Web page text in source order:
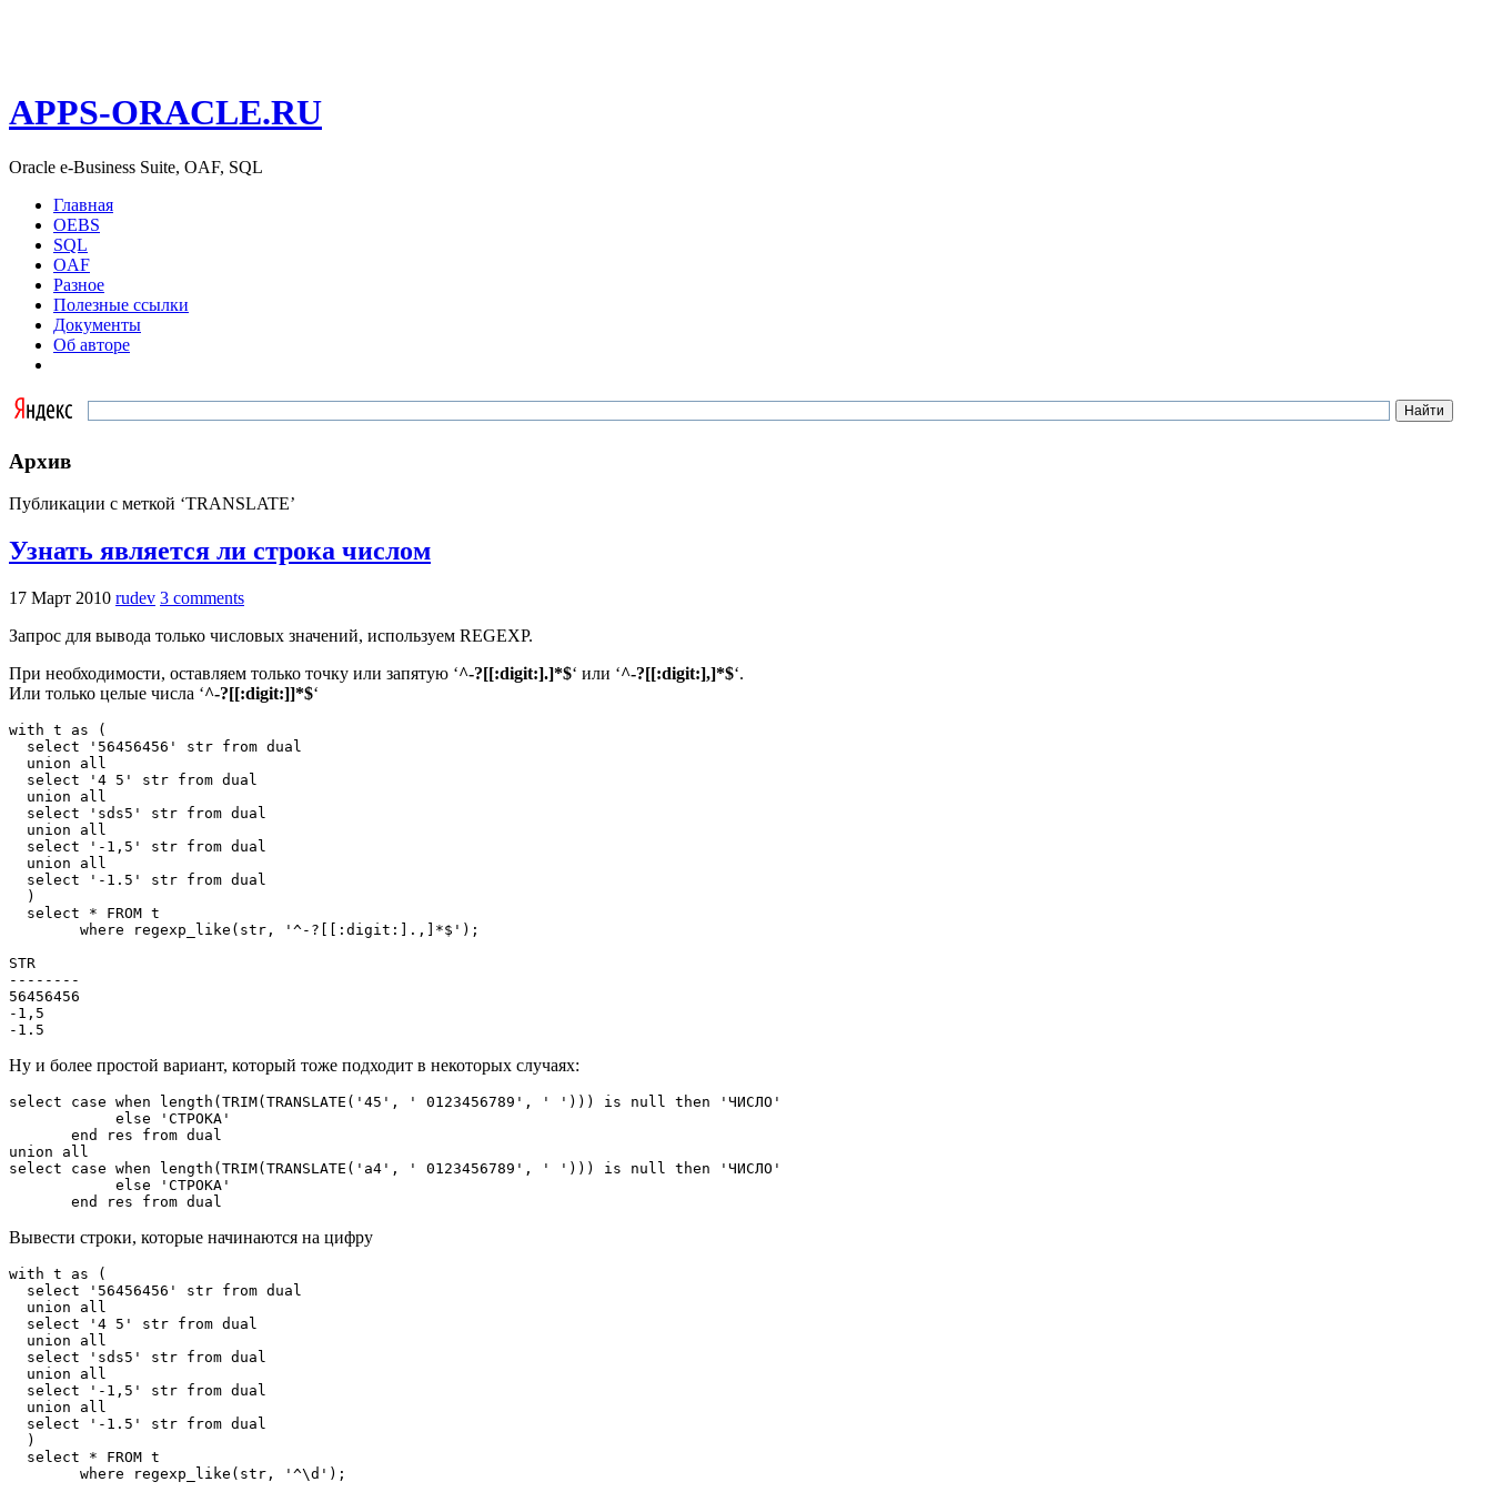
APPS-ORACLE.RU
Oracle e-Business Suite, OAF, SQL
Главная
OEBS
SQL
OAF
Разное
Полезные ссылки
Документы
Об авторе
Архив
Публикации с меткой ‘TRANSLATE’
Узнать является ли строка числом
17 Март 2010 rudev 3 comments
Запрос для вывода только числовых значений, используем REGEXP.
При необходимости, оставляем только точку или запятую ‘^-?[[:digit:].]*$‘ или ‘^-?[[:digit:],]*$‘.
Или только целые числа ‘^-?[[:digit:]]*$‘
with t as (
  select '56456456' str from dual
  union all
  select '4 5' str from dual
  union all
  select 'sds5' str from dual
  union all
  select '-1,5' str from dual
  union all
  select '-1.5' str from dual
  )
  select * FROM t
STR
--------
56456456
-1,5
-1.5
Ну и более простой вариант, который тоже подходит в некоторых случаях:
select case when length(TRIM(TRANSLATE('45', ' 0123456789', ' '))) is null then 'ЧИСЛО'
            else 'СТРОКА'
       end res from dual
union all
select case when length(TRIM(TRANSLATE('a4', ' 0123456789', ' '))) is null then 'ЧИСЛО'
            else 'СТРОКА'
Вывести строки, которые начинаются на цифру
with t as (
  select '56456456' str from dual
  union all
  select '4 5' str from dual
  union all
  select 'sds5' str from dual
  union all
  select '-1,5' str from dual
  union all
  select '-1.5' str from dual
  )
  select * FROM t